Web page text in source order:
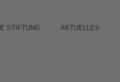
STIFTUNG AKTUELLES